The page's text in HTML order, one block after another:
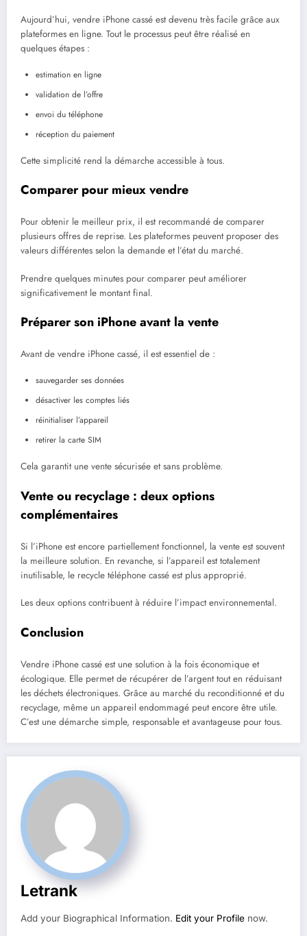
Aujourd’hui, vendre iPhone cassé est devenu très facile grâce aux
plateformes en ligne. Tout le processus peut être réalisé en
quelques étapes :
estimation en ligne
validation de l’offre
envoi du téléphone
réception du paiement
Cette simplicité rend la démarche accessible à tous.
Comparer pour mieux vendre
Pour obtenir le meilleur prix, il est recommandé de comparer
plusieurs offres de reprise. Les plateformes peuvent proposer des
valeurs différentes selon la demande et l’état du marché.
Prendre quelques minutes pour comparer peut améliorer
significativement le montant final.
Préparer son iPhone avant la vente
Avant de vendre iPhone cassé, il est essentiel de :
sauvegarder ses données
désactiver les comptes liés
réinitialiser l’appareil
retirer la carte SIM
Cela garantit une vente sécurisée et sans problème.
Vente ou recyclage : deux options
complémentaires
Si l’iPhone est encore partiellement fonctionnel, la vente est souvent
la meilleure solution. En revanche, si l’appareil est totalement
inutilisable, le recycle téléphone cassé est plus approprié.
Les deux options contribuent à réduire l’impact environnemental.
Conclusion
Vendre iPhone cassé est une solution à la fois économique et
écologique. Elle permet de récupérer de l’argent tout en réduisant
les déchets électroniques. Grâce au marché du reconditionné et du
recyclage, même un appareil endommagé peut encore être utile.
C’est une démarche simple, responsable et avantageuse pour tous.
Letrank
Add your Biographical Information. Edit your Profile now.